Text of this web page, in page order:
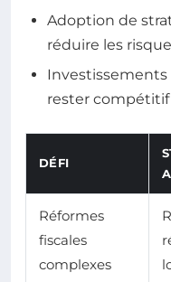
Adoption de
réduire les
rester
DÉFI
Réformes
fiscales
complexes